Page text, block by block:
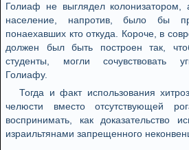
Голиаф не выглядел колонизатором,
население, напротив, было бы
понаехавших кто откуда. Короче, в
должен был быть построен так,
студенты, могли сочувствовать
Голиафу.
Тогда и факт использования
челюсти вместо отсутствующей
воспринимать, как доказательство
израильтянами запрещенного